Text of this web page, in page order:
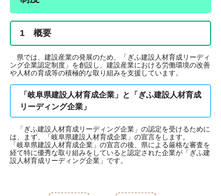
1 概要
県では、建設産業の発展のため、「ぎふ建設人材育成リーディ
ング企業認定制度」を創設し、建設産業における労働環境の改善
や人材の育成等の積極的な取り組みを支援しています。
「岐阜県建設人材育成企業」と「ぎふ建設人材育成
リーディング企業」
「ぎふ建設人材育成リーディング企業」の認定を受けるために
は、まず、「岐阜県建設人材育成企業」の宣言をします。
「岐阜県建設人材育成企業」の宣言の後、県による厳格な審査を
経て特に優秀な取り組みをしていると認定された企業が「ぎふ建
設人材育成リーディング企業」です。